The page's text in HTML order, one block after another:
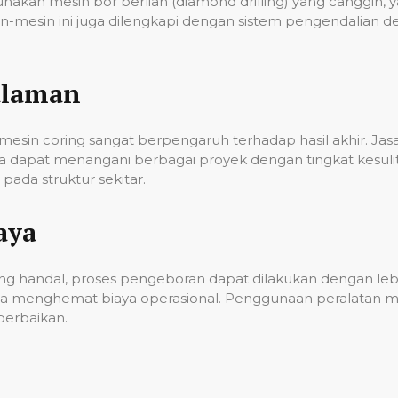
mesin ini juga dilengkapi dengan sistem pengendalian
coring sangat berpengaruh terhadap hasil akhir.
dapat menangani berbagai proyek dengan tingkat
struktur sekitar.
handal, proses pengeboran dapat dilakukan dengan
biaya operasional. Penggunaan peralatan